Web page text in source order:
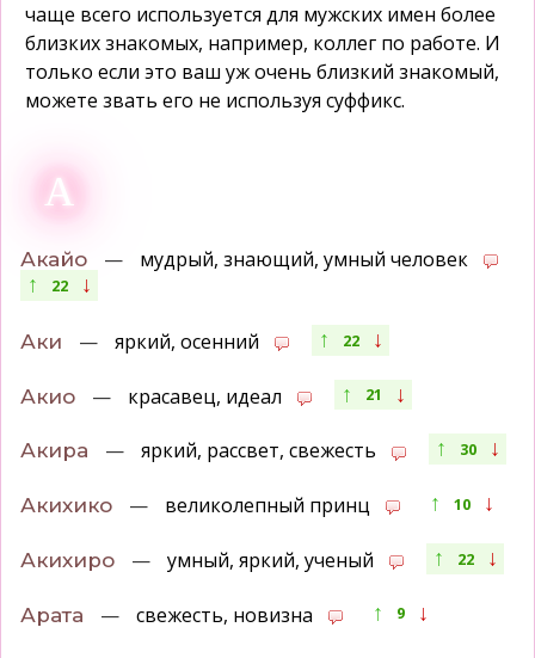
чаще всего используется для мужских имен более
близких знакомых, например, коллег по работе. И
только если это ваш уж очень близкий знакомый,
можете звать его не используя суффикс.
А
Акайо — мудрый, знающий, умный человек
↑ 22 ↓
Аки — яркий, осенний ↑ 22 ↓
Акио — красавец, идеал ↑ 21 ↓
Акира — яркий, рассвет, свежесть ↑ 30 ↓
Акихико — великолепный принц ↑ 10 ↓
Акихиро — умный, яркий, ученый ↑ 22 ↓
Арата — свежесть, новизна ↑ 9 ↓